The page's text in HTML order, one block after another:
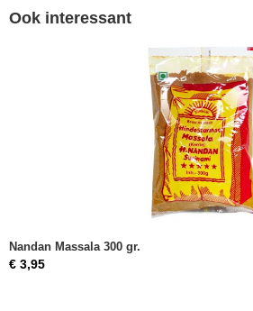
Ook interessant
Nandan Massala 300 gr.
€ 3,95